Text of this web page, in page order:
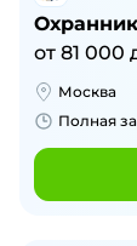
от 81 000
Москва
Полная